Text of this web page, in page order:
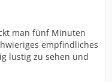
man fünf Minuten
empfindliches
lustig zu sehen und